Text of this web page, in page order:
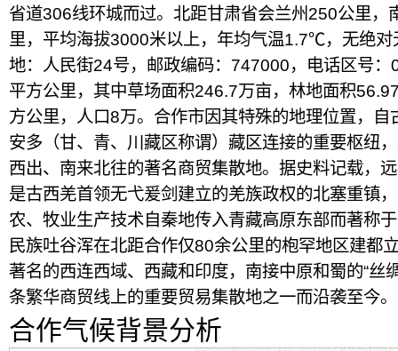
省道306线环城而过。北距甘肃省会兰州250公里，
里，平均海拔3000米以上，年均气温1.7℃，无绝对
地：人民街24号，邮政编码：747000，电话区号
平方公里，其中草场面积246.7万亩，林地面积
方公里，人口8万。合作市因其特殊的地理位置，自
安多（甘、青、川藏区称谓）藏区连接的重要枢纽
西出、南来北往的著名商贸集散地。据史料记载，
是古西羌首领无弋爰剑建立的羌族政权的北塞重镇
农、牧业生产技术自秦地传入青藏高原东部而著称
民族吐谷浑在北距合作仅80余公里的枹罕地区建都
著名的西连西域、西藏和印度，南接中原和蜀的“丝
条繁华商贸线上的重要贸易集散地之一而沿袭至今。
合作气候背景分析